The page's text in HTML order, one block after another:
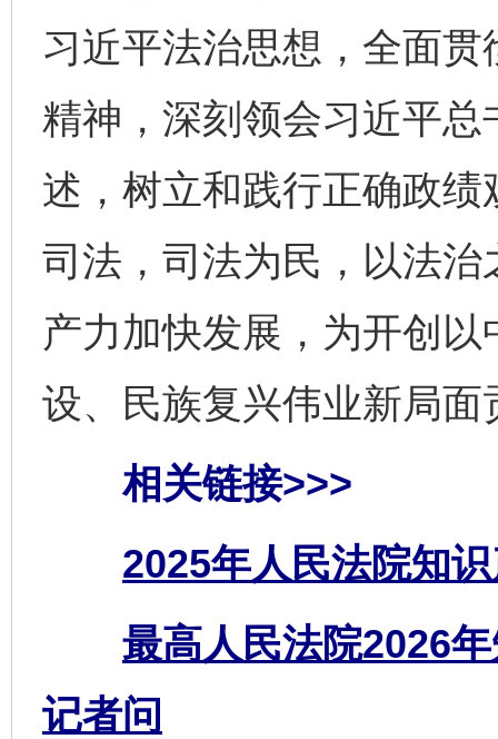
习近平法治思想，全面
精神，深刻领会习近平
述，树立和践行正确政
司法，司法为民，以法
产力加快发展，为开创
设、民族复兴伟业新局
相关链接>>>
2025年人民法院知
最高人民法院2026
记者问
揭开“小金库”的免责幌子